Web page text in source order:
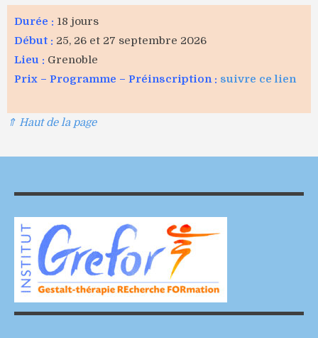
Durée : 18 jours
Début : 25, 26 et 27 septembre 2026
Lieu : Grenoble
Prix – Programme – Préinscription : suivre ce lien
⇑ Haut de la page